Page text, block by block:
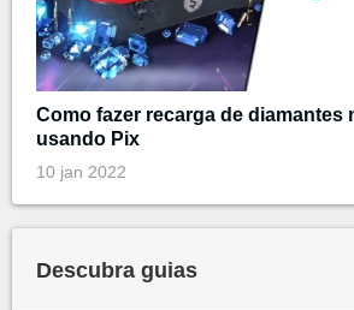
Como fazer recarga de diamantes
usando Pix
10 jan 2022
Descubra guias